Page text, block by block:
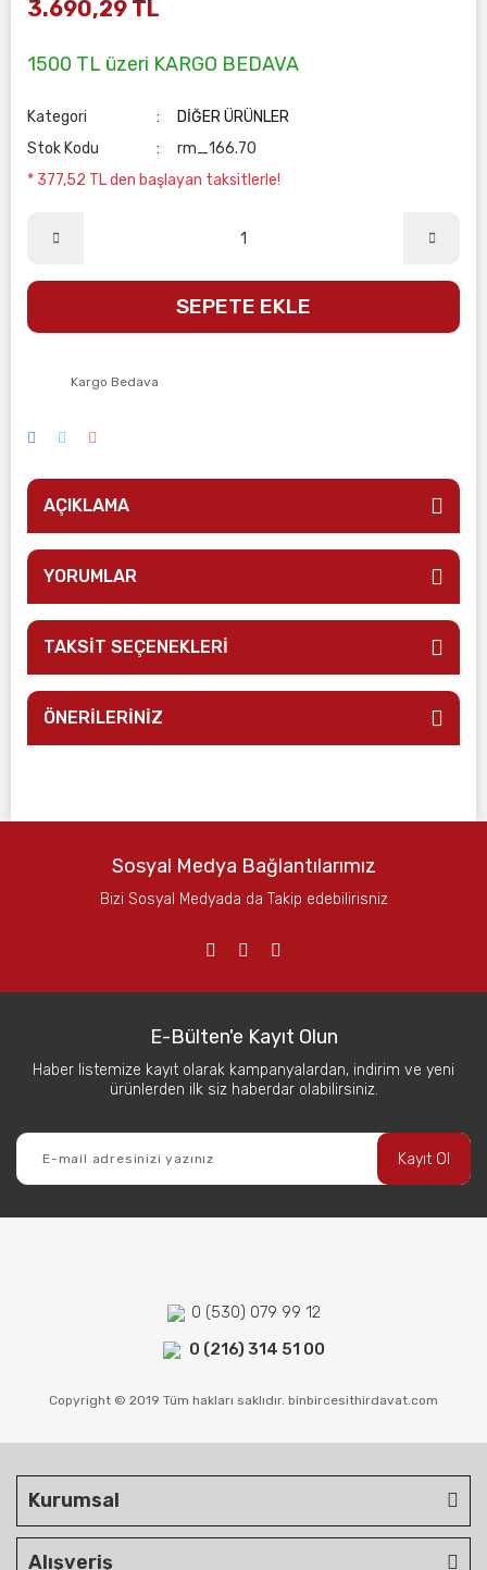
3.690,29 TL
1500 TL üzeri KARGO BEDAVA
Kategori
DİĞER ÜRÜNLER
Stok Kodu
rm_166.70
* 377,52 TL den başlayan taksitlerle!
SEPETE EKLE
Kargo Bedava
AÇIKLAMA
YORUMLAR
TAKSİT SEÇENEKLERİ
ÖNERİLERİNİZ
Sosyal Medya Bağlantılarımız
Bizi Sosyal Medyada da Takip edebilirisniz
E-Bülten'e Kayıt Olun
Haber listemize kayıt olarak kampanyalardan, indirim ve yeni
ürünlerden ilk siz haberdar olabilirsiniz.
Kayıt Ol
0 (530) 079 99 12
0 (216) 314 51 00
Copyright © 2019 Tüm hakları saklıdır. binbircesithirdavat.com
Kurumsal
Alışveriş